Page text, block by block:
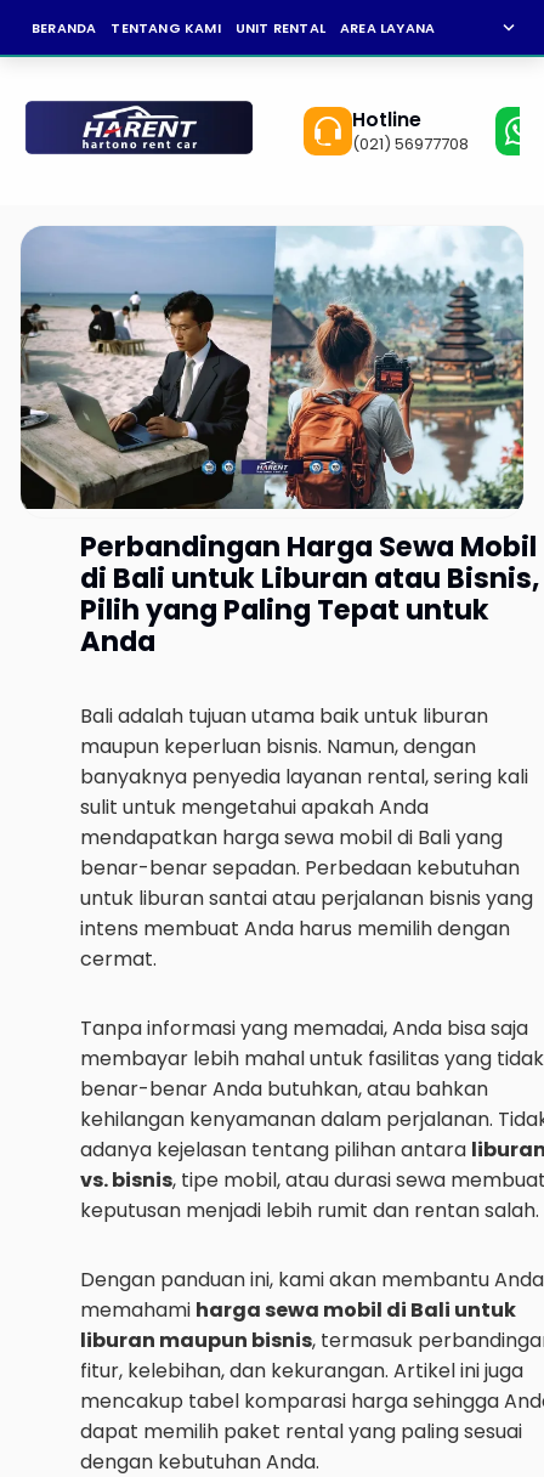
BERANDA TENTANG KAMI UNIT RENTAL AREA LAYANAN expand_more
Hotline
(021) 56977708
Perbandingan Harga Sewa Mobil
di Bali untuk Liburan atau Bisnis,
Pilih yang Paling Tepat untuk
Anda
Bali adalah tujuan utama baik untuk liburan
maupun keperluan bisnis. Namun, dengan
banyaknya penyedia layanan rental, sering kali
sulit untuk mengetahui apakah Anda
mendapatkan harga sewa mobil di Bali yang
benar-benar sepadan. Perbedaan kebutuhan
untuk liburan santai atau perjalanan bisnis yang
intens membuat Anda harus memilih dengan
cermat.
Tanpa informasi yang memadai, Anda bisa saja
membayar lebih mahal untuk fasilitas yang tidak
benar-benar Anda butuhkan, atau bahkan
kehilangan kenyamanan dalam perjalanan.
adanya kejelasan tentang pilihan antara
vs. bisnis, tipe mobil, atau durasi sewa
keputusan menjadi lebih rumit dan rentan salah.
Dengan panduan ini, kami akan membantu Anda
memahami harga sewa mobil di Bali untuk
liburan maupun bisnis, termasuk
fitur, kelebihan, dan kekurangan. Artikel ini juga
mencakup tabel komparasi harga sehingga
dapat memilih paket rental yang paling sesuai
dengan kebutuhan Anda.